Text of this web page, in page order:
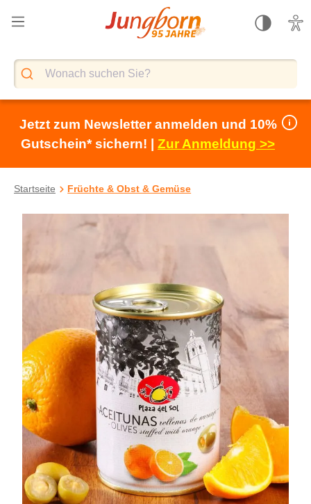
springen
Jetzt zum Newsletter anmelden und 10%
Gutschein* sichern! | Zur Anmeldung >>
Startseite Früchte & Obst & Gemüse
Bildergalerie überspringen